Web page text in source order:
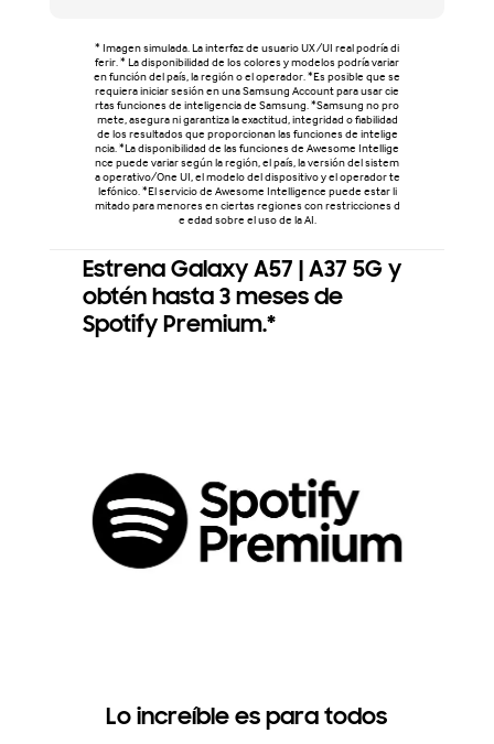
* Imagen simulada. La interfaz de usuario UX/UI real podría di
ferir. * La disponibilidad de los colores y modelos podría variar
en función del país, la región o el operador. *Es posible que se
requiera iniciar sesión en una Samsung Account para usar cie
rtas funciones de inteligencia de Samsung. *Samsung no pro
mete, asegura ni garantiza la exactitud, integridad o fiabilidad
de los resultados que proporcionan las funciones de intelige
ncia. *La disponibilidad de las funciones de Awesome Intellige
nce puede variar según la región, el país, la versión del sistem
a operativo/One UI, el modelo del dispositivo y el operador te
lefónico. *El servicio de Awesome Intelligence puede estar li
mitado para menores en ciertas regiones con restricciones d
e edad sobre el uso de la AI.
Estrena Galaxy A57 | A37 5G y
obtén hasta 3 meses de
Spotify Premium.*
Lo increíble es para todos